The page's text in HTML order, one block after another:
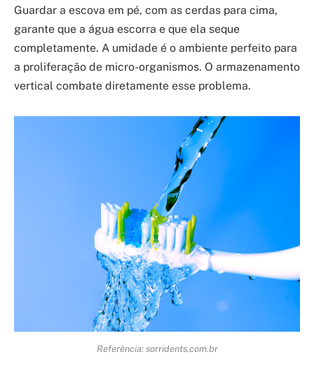
Guardar a escova em pé, com as cerdas para cima,
garante que a água escorra e que ela seque
completamente. A umidade é o ambiente perfeito para
a proliferação de micro-organismos. O armazenamento
vertical combate diretamente esse problema.
Referência: sorridents.com.br